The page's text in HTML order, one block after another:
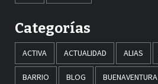
Categorías
ACTIVA ACTUALIDAD ALIAS
BARRIO BLOG BUENAVENTURA